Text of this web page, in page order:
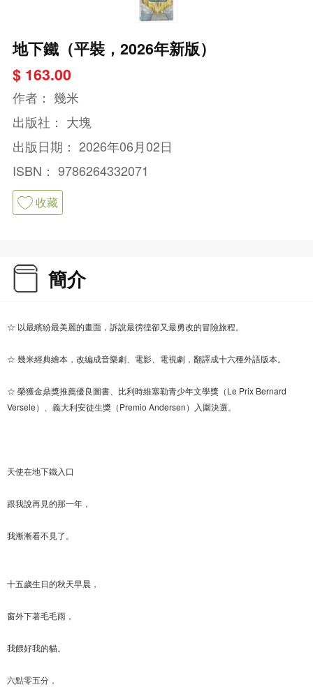
地下鐵（平裝，2026年新版）
$ 163.00
作者： 幾米
出版社： 大塊
出版日期： 2026年06月02日
ISBN： 9786264332071
收藏
簡介
☆ 以最繽紛最美麗的畫面，訴說最徬徨卻又最勇改的冒險旅程。
☆ 幾米經典繪本，改編成音樂劇、電影、電視劇，翻譯成十六種外語版本。
☆ 榮獲金鼎獎推薦優良圖書、比利時維塞勒青少年文學獎（Le Prix Bernard
Versele）、義大利安徒生獎（Premio Andersen）入圍決選。
天使在地下鐵入口
跟我說再見的那一年，
我漸漸看不見了。
十五歲生日的秋天早晨，
窗外下著毛毛雨，
我餵好我的貓。
六點零五分，